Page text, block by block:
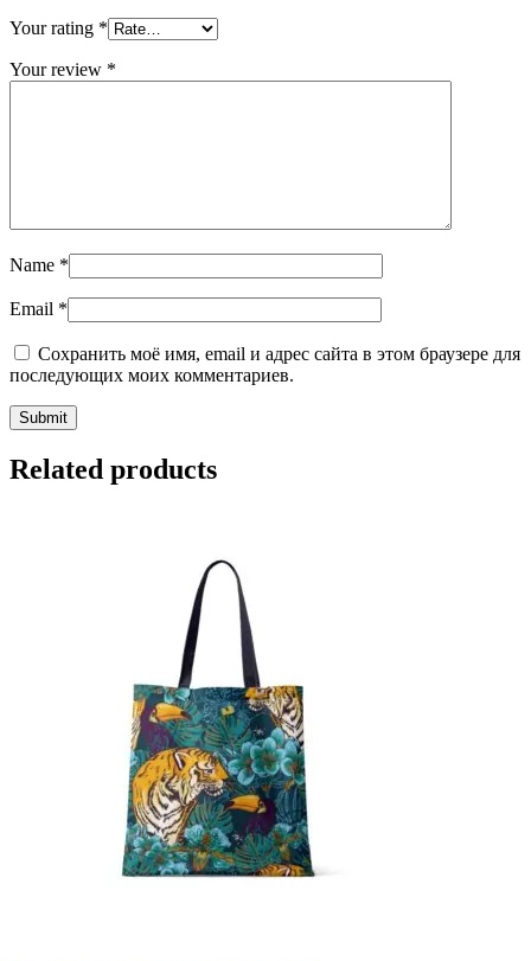
Your rating *
Your review *
Name *
Email *
Сохранить моё имя, email и адрес сайта в этом браузере для
последующих моих комментариев.
Related products